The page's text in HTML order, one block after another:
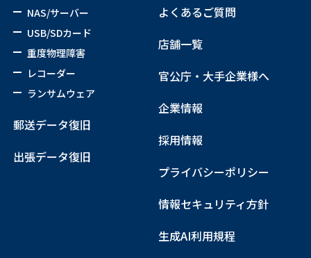
NAS/サーバー
USB/SDカード
重度物理障害
レコーダー
ランサムウェア
郵送データ復旧
出張データ復旧
よくあるご質問
店舗一覧
官公庁・大手企業様へ
企業情報
採用情報
プライバシーポリシー
情報セキュリティ方針
生成AI利用規程